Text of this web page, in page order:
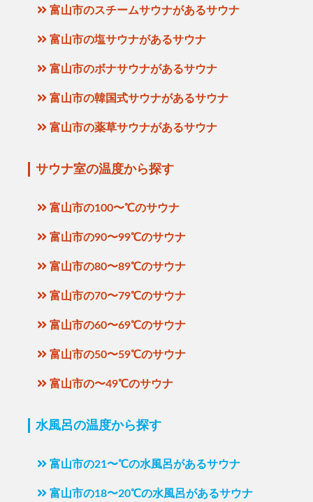
富山市のスチームサウナがあるサウナ
富山市の塩サウナがあるサウナ
富山市のボナサウナがあるサウナ
富山市の韓国式サウナがあるサウナ
富山市の薬草サウナがあるサウナ
サウナ室の温度から探す
富山市の100〜℃のサウナ
富山市の90〜99℃のサウナ
富山市の80〜89℃のサウナ
富山市の70〜79℃のサウナ
富山市の60〜69℃のサウナ
富山市の50〜59℃のサウナ
富山市の〜49℃のサウナ
水風呂の温度から探す
富山市の21〜℃の水風呂があるサウナ
富山市の18〜20℃の水風呂があるサウナ